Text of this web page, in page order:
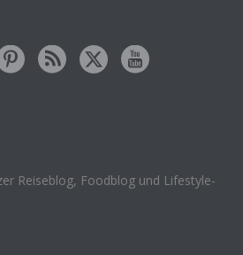
Reiseblog, Foodblog und Lifestyle-